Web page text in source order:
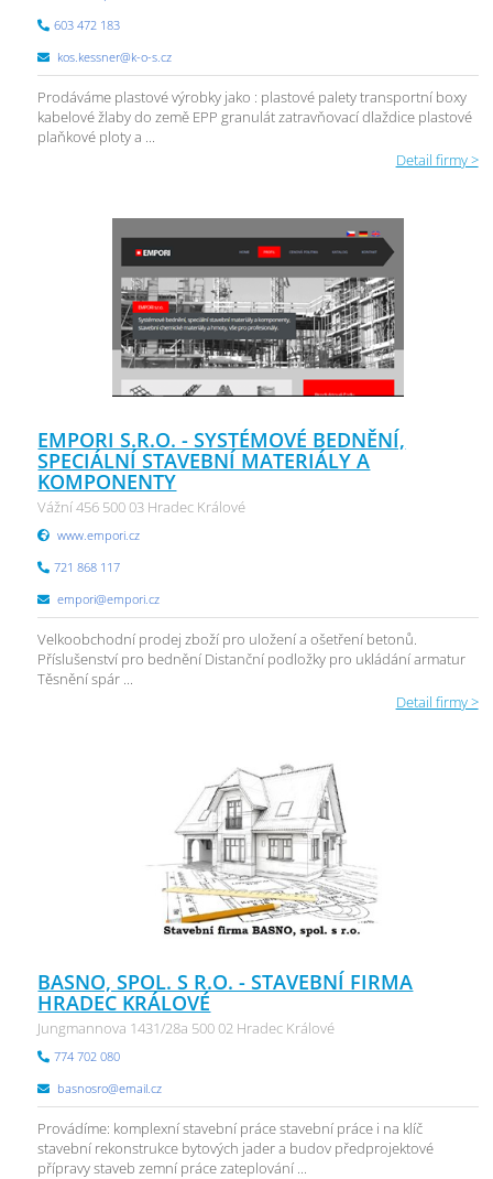
603 472 183
kos.kessner@k-o-s.cz
Prodáváme plastové výrobky jako : plastové palety transportní boxy
kabelové žlaby do země EPP granulát zatravňovací dlaždice plastové
plaňkové ploty a ...
Detail firmy >
EMPORI S.R.O. - SYSTÉMOVÉ BEDNĚNÍ,
SPECIÁLNÍ STAVEBNÍ MATERIÁLY A
KOMPONENTY
Vážní 456 500 03 Hradec Králové
www.empori.cz
721 868 117
empori@empori.cz
Velkoobchodní prodej zboží pro uložení a ošetření betonů.
Příslušenství pro bednění Distanční podložky pro ukládání armatur
Těsnění spár ...
Detail firmy >
BASNO, SPOL. S R.O. - STAVEBNÍ FIRMA
HRADEC KRÁLOVÉ
Jungmannova 1431/28a 500 02 Hradec Králové
774 702 080
basnosro@email.cz
Provádíme: komplexní stavební práce stavební práce i na klíč
stavební rekonstrukce bytových jader a budov předprojektové
přípravy staveb zemní práce zateplování ...